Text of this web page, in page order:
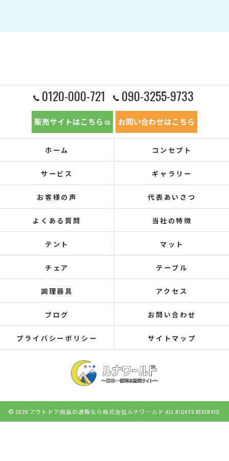
0120-000-721 090-3255-9733
販売サイトはこちら お問い合わせはこちら
ホーム コンセプト
サービス ギャラリー
お客様の声 代表あいさつ
よくある質問 当社の特徴
テント マット
チェア テーブル
調理器具 アクセス
ブログ お問い合わせ
プライバシーポリシー サイトマップ
© 2026 アウトドア用品の通販なら株式会社ルナワールド ALL RIGHTS RESERVED.